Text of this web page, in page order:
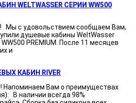
WELTWASSER СЕРИИ WW500
Мы с удовольствием сообщаем Вам,
душевые кабины WeltWasser
PREMIUM. После 11 месяцев
и
КАБИН RIVER
Напоминаем Вам о преимуществах
В наличии всегда 98%